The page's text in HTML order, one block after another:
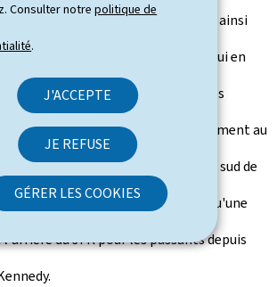
Consulter notrepolitique de
.
J'ACCEPTE
JE REFUSE
GÉRER LES COOKIES
gradation en hauteur, assurant ainsi
entre deux échelles urbaines, ce qui en
L'implantation perpendiculaire des
à l'avenue Kennedy permet également au
les immeubles et d'offrir un côté sud de
ensoleillé de même qu'une
l'arrière du JFK pour les passants depuis